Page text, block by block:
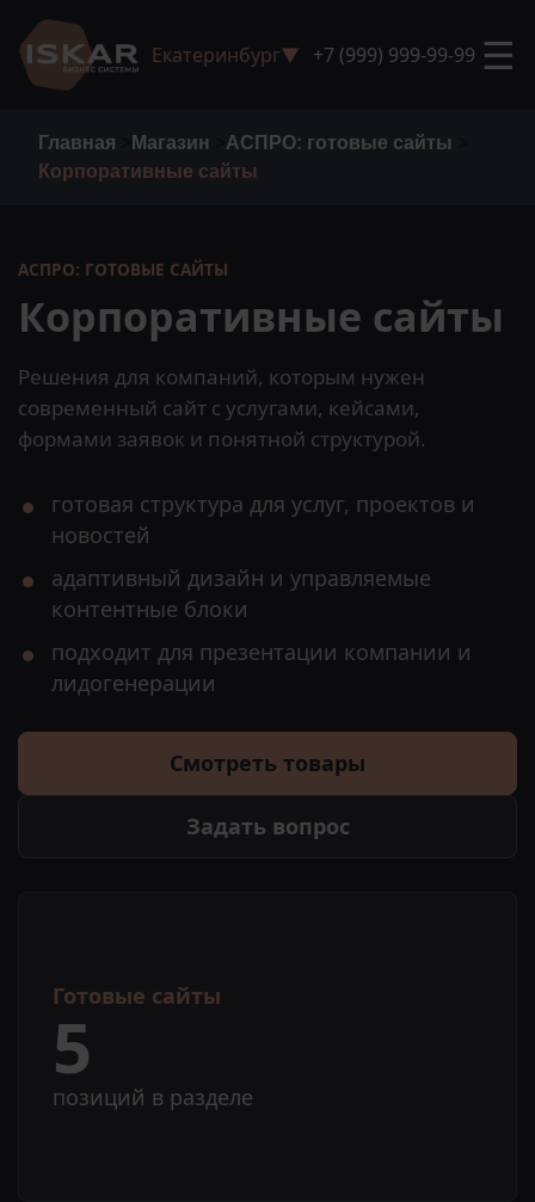
Екатеринбург▼ +7 (999) 999-99-99 ☰
Главная Магазин АСПРО: готовые сайты
Корпоративные сайты
АСПРО: ГОТОВЫЕ САЙТЫ
Корпоративные сайты
Решения для компаний, которым нужен
современный сайт с услугами, кейсами,
формами заявок и понятной структурой.
готовая структура для услуг, проектов и
новостей
адаптивный дизайн и управляемые
контентные блоки
подходит для презентации компании и
лидогенерации
Смотреть товары
Задать вопрос
Готовые сайты
5
позиций в разделе